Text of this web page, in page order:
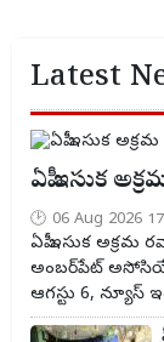
Latest
ఏపీ ఇసుక
06 Aug 2026
ఏపీ ఇసుక అక్రమ
అంబర్‌పేట్
ఆగస్టు 6, న్యూస్